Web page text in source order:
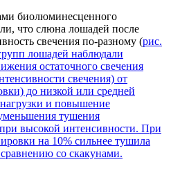
биолюминесценного
что слюна лошадей после
свечения по-разному (рис.
лошадей наблюдали
остаточного свечения
свечения) от
до низкой или средней
и повышение
тушения
высокой интенсивности. При
на 10% сильнее тушила
со скакунами.